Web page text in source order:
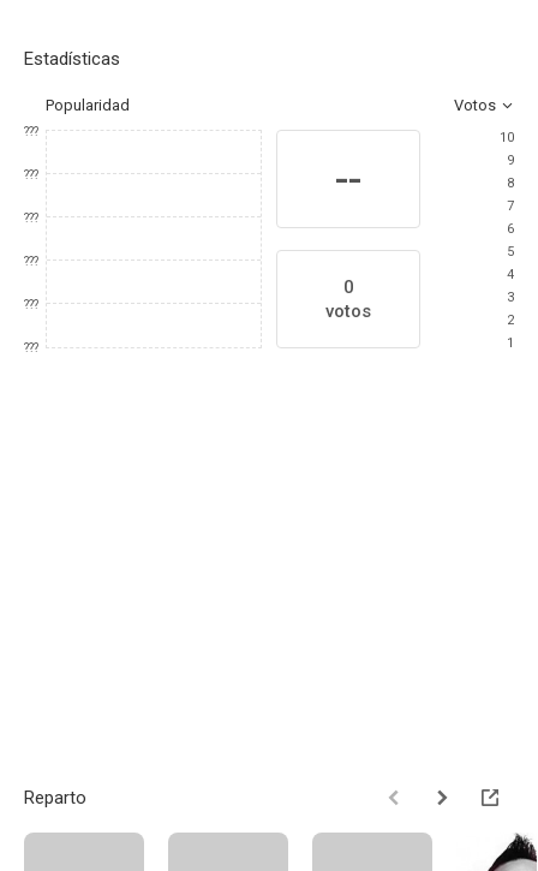
Estadísticas
Popularidad Votos
???
???
???
???
???
???
--
0
votos
10
9
8
7
6
5
4
3
2
1
Reparto